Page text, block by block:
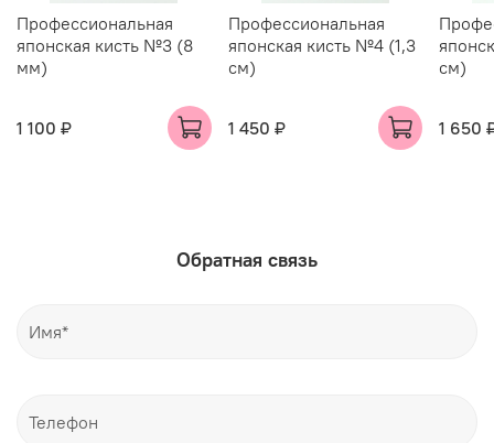
Профессиональная
японская кисть №3 (8
мм)
1 100 ₽
Профессиональная
японская кисть №4 (1,3
см)
1 450 ₽
см)
1 650
Обратная связь